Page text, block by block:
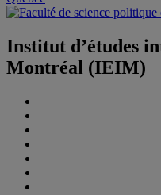
Institut d’études
Montréal (IEIM)